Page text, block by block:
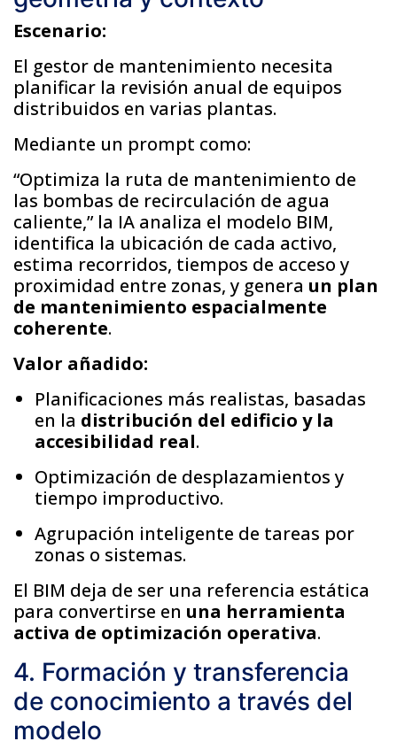
Escenario:
El gestor de mantenimiento necesita
planificar la revisión anual de equipos
distribuidos en varias plantas.
Mediante un prompt como:
“Optimiza la ruta de mantenimiento de
las bombas de recirculación de agua
caliente,” la IA analiza el modelo BIM,
identifica la ubicación de cada activo,
estima recorridos, tiempos de acceso y
proximidad entre zonas, y genera un plan
de mantenimiento espacialmente
coherente.
Valor añadido:
Planificaciones más realistas, basadas
en la distribución del edificio y la
accesibilidad real.
Optimización de desplazamientos y
tiempo improductivo.
Agrupación inteligente de tareas por
zonas o sistemas.
El BIM deja de ser una referencia estática
para convertirse en una herramienta
activa de optimización operativa.
4. Formación y transferencia
de conocimiento a través del
modelo